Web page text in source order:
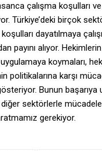
çalışma koşulları
Türkiye’deki birçok
dayatılmaya
payını alıyor.
koymaları,
politikalarına karşı
Bunun başarıya
sektörlerle
gerekiyor.